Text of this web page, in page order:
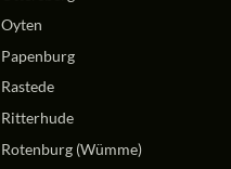
Oyten
Papenburg
Rastede
Ritterhude
Rotenburg (Wümme)